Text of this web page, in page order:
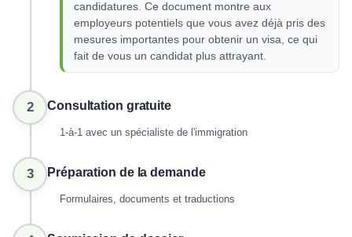
candidatures. Ce document montre aux
employeurs potentiels que vous avez déjà pris des
mesures importantes pour obtenir un visa, ce qui
fait de vous un candidat plus attrayant.
2 Consultation gratuite
1-à-1 avec un spécialiste de l'immigration
3 Préparation de la demande
Formulaires, documents et traductions